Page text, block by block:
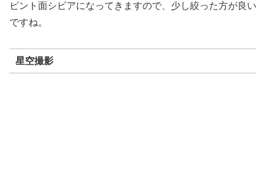
ピント面シビアになってきますので、少し絞った方が良い
ですね。
星空撮影